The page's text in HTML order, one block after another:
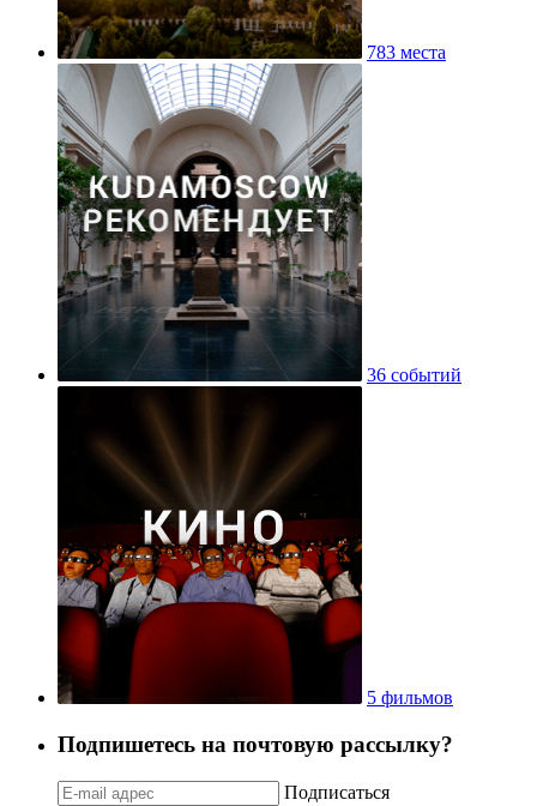
783 места
36 событий
5 фильмов
Подпишетесь на почтовую рассылку?
Подписаться